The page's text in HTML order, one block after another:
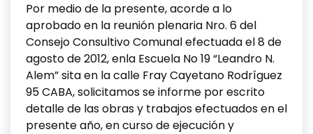
Por medio de la presente, acorde a lo
aprobado en la reunión plenaria Nro. 6 del
Consejo Consultivo Comunal efectuada el 8 de
agosto de 2012, enla Escuela No 19 “Leandro N.
Alem” sita en la calle Fray Cayetano Rodríguez
95 CABA, solicitamos se informe por escrito
detalle de las obras y trabajos efectuados en el
presente año, en curso de ejecución y